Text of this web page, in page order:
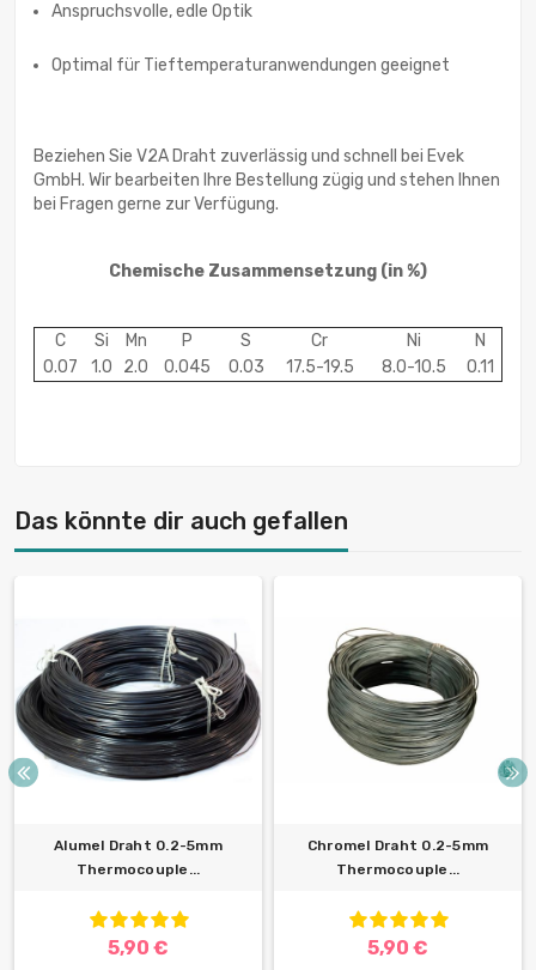
Anspruchsvolle, edle Optik
Optimal für Tieftemperaturanwendungen geeignet
Beziehen Sie V2A Draht zuverlässig und schnell bei Evek
GmbH. Wir bearbeiten Ihre Bestellung zügig und stehen Ihnen
bei Fragen gerne zur Verfügung.
Chemische Zusammensetzung (in %)
C Si Mn P S Cr Ni
N
0.07
1.0 2.0 0.045 0.03 17.5-19.5 8.0-10.5 0.11
Das könnte dir auch gefallen
Alumel Draht 0.2-5mm
Thermocouple...
5,90 €
Chromel Draht 0.2-5mm
Thermocouple...
5,90 €